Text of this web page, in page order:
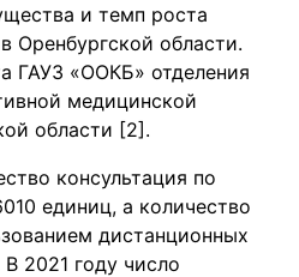
и темп роста
Оренбургской области.
ГАУЗ «ООКБ» отделения
медицинской
области [2].
консультация по
единиц, а количество
дистанционных
2021 году число